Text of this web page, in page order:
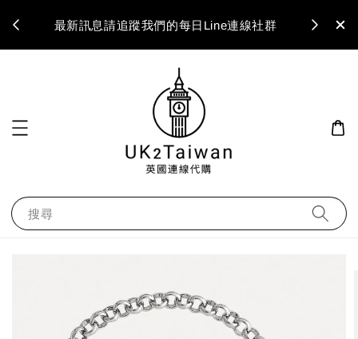
最新訊息請追蹤我們的每日Line連線社群
搜尋